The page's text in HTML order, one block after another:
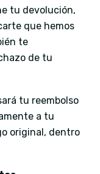
tu devolución,
que hemos
te
de tu
tu reembolso
a tu
original, dentro